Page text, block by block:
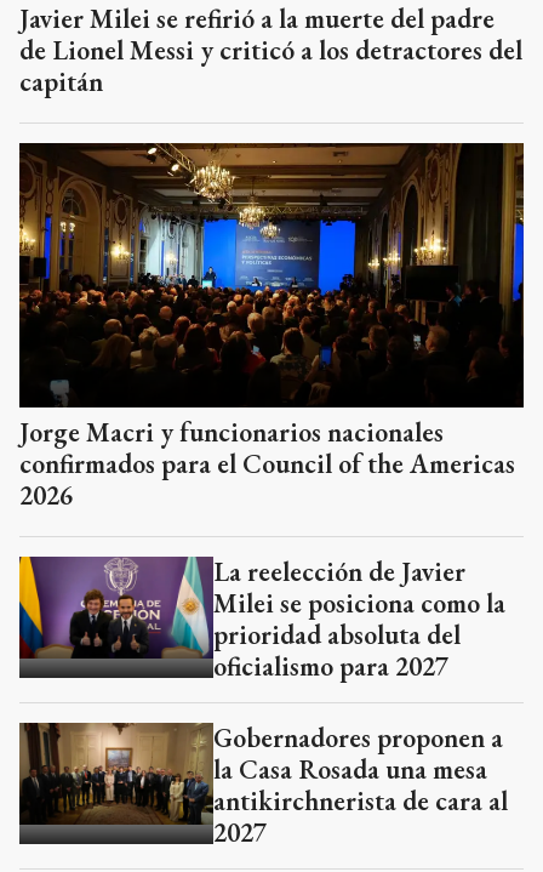
Javier Milei se refirió a la muerte del padre
de Lionel Messi y criticó a los detractores del
capitán
Jorge Macri y funcionarios nacionales
confirmados para el Council of the Americas
2026
La reelección de Javier
Milei se posiciona como la
prioridad absoluta del
oficialismo para 2027
Gobernadores proponen a
la Casa Rosada una mesa
antikirchnerista de cara al
2027